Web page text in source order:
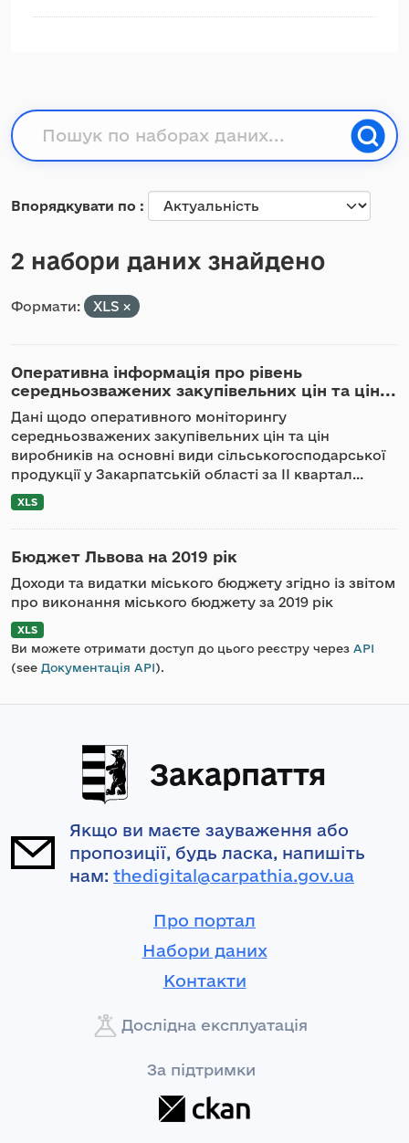
Впорядкувати по
2 набори даних знайдено
Формати: XLS
Оперативна інформація про рівень
середньозважених закупівельних цін та цін...
Дані щодо оперативного моніторингу
середньозважених закупівельних цін та цін
виробників на основні види сільськогосподарської
продукції у Закарпатській області за ІІ квартал...
XLS
Бюджет Львова на 2019 рік
Доходи та видатки міського бюджету згідно із звітом
про виконання міського бюджету за 2019 рік
XLS
Ви можете отримати доступ до цього реєстру через API
(see Документація API).
Закарпаття
Якщо ви маєте зауваження або
пропозиції, будь ласка, напишіть
нам: thedigital@carpathia.gov.ua
Про портал
Набори даних
Контакти
Дослідна експлуатація
За підтримки